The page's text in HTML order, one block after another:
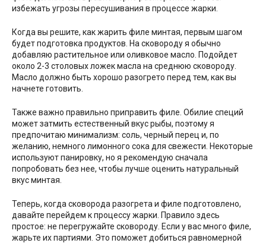
избежать угрозы пересушивания в процессе жарки.
Когда вы решите, как жарить филе минтая, первым шагом
будет подготовка продуктов. На сковороду я обычно
добавляю растительное или оливковое масло. Подойдет
около 2-3 столовых ложек масла на среднюю сковороду.
Масло должно быть хорошо разогрето перед тем, как вы
начнете готовить.
Также важно правильно приправить филе. Обилие специй
может затмить естественный вкус рыбы, поэтому я
предпочитаю минимализм: соль, черный перец и, по
желанию, немного лимонного сока для свежести. Некоторые
используют панировку, но я рекомендую сначала
попробовать без нее, чтобы лучше оценить натуральный
вкус минтая.
Теперь, когда сковорода разогрета и филе подготовлено,
давайте перейдем к процессу жарки. Правило здесь
простое: не перегружайте сковороду. Если у вас много филе,
жарьте их партиями. Это поможет добиться равномерной